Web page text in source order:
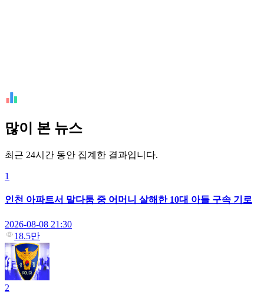
많이 본 뉴스
최근 24시간 동안 집계한 결과입니다.
1
인천 아파트서 말다툼 중 어머니 살해한 10대 아들 구속 기로
2026-08-08 21:30
18.5만
2